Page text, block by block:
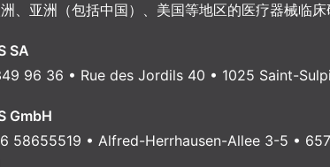
、亚洲（包括中国）、美国等地区的医疗器械临
SA
96 36 • Rue des Jordils 40 • 1025 Saint-
GmbH
58655519 • Alfred-Herrhausen-Allee 3-5 •